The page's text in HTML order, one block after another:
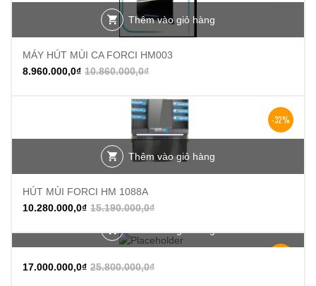
Thêm vào giỏ hàng
MÁY HÚT MÙI CA FORCI HM003
10.860.000,0₫
8.960.000,0₫
-32%
Thêm vào giỏ hàng
HÚT MÙI FORCI HM 1088A
15.190.000,0₫
10.280.000,0₫
25.800.000,0₫
17.000.000,0₫